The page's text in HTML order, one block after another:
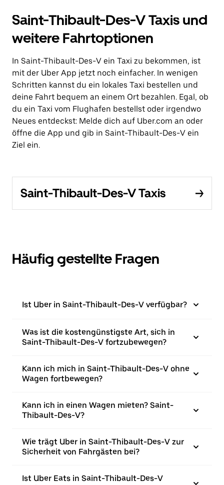
Saint-Thibault-Des-V Taxis und
weitere Fahrtoptionen
In Saint-Thibault-Des-V ein Taxi zu bekommen, ist
mit der Uber App jetzt noch einfacher. In wenigen
Schritten kannst du ein lokales Taxi bestellen und
deine Fahrt bequem an einem Ort bezahlen. Egal, ob
du ein Taxi vom Flughafen bestellst oder irgendwo
Neues entdeckst: Melde dich auf Uber.com an oder
öffne die App und gib in Saint-Thibault-Des-V ein
Ziel ein.
Saint-Thibault-Des-V Taxis
Häufig gestellte Fragen
Ist Uber in Saint-Thibault-Des-V verfügbar?
Was ist die kostengünstigste Art, sich in
Saint-Thibault-Des-V fortzubewegen?
Kann ich mich in Saint-Thibault-Des-V ohne
Wagen fortbewegen?
Kann ich in einen Wagen mieten? Saint-
Thibault-Des-V?
Wie trägt Uber in Saint-Thibault-Des-V zur
Sicherheit von Fahrgästen bei?
Ist Uber Eats in Saint-Thibault-Des-V